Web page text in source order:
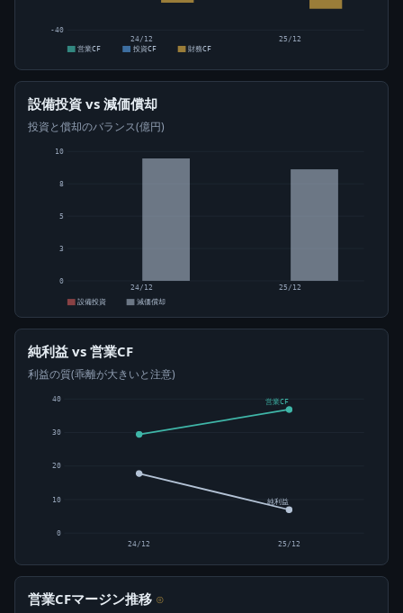
-40
24/12
25/12
営業CF
投資CF 財務CF
設備投資 vs 減価償却
投資と償却のバランス(億円)
0
3
5
8
10
24/12
25/12
設備投資
減価償却
純利益 vs 営業CF
利益の質(乖離が大きいと注意)
0
10
20
30
40 営業CF
純利益
24/12 25/12
営業CFマージン推移 ⊙